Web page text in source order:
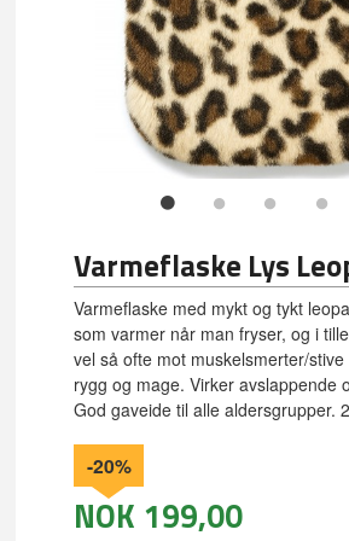
Varmeflaske Lys
Varmeflaske med mykt og tykt
som varmer når man fryser, og i
vel så ofte mot muskelsmerter/
rygg og mage. Virker avslappende
God gaveide til alle aldersgrupper.
NOK 199,00
-20%